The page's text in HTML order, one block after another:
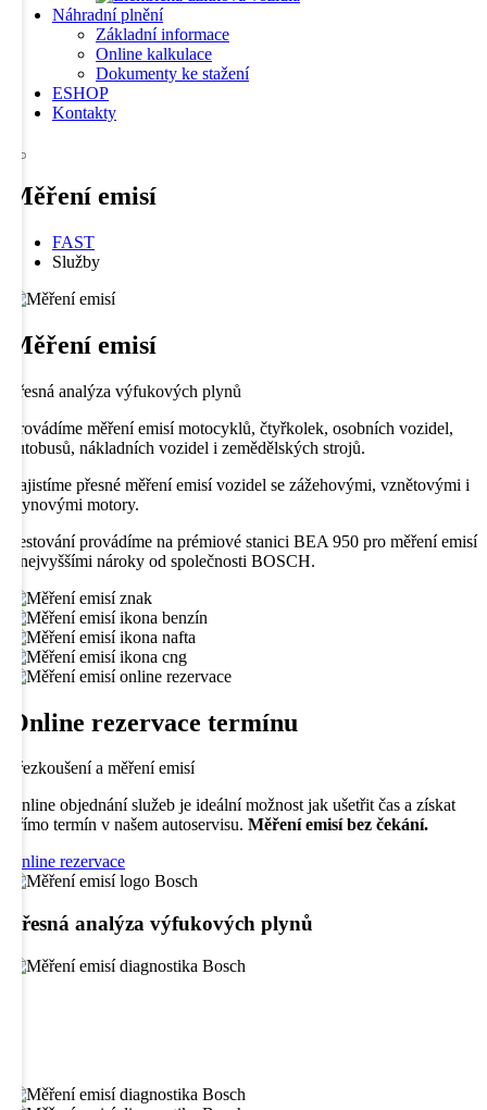
Náhradní plnění
Základní informace
Online kalkulace
Dokumenty ke stažení
ESHOP
Kontakty
Měření emisí
FAST
Služby
Měření emisí
Přesná analýza výfukových plynů
Provádíme měření emisí motocyklů, čtyřkolek, osobních vozidel,
autobusů, nákladních vozidel i zemědělských strojů.
Zajistíme přesné měření emisí vozidel se zážehovými, vznětovými i
plynovými motory.
Testování provádíme na prémiové stanici BEA 950 pro měření emisí
s nejvyššími nároky od společnosti BOSCH.
Online rezervace termínu
přezkoušení a měření emisí
Online objednání služeb je ideální možnost jak ušetřit čas a získat
přímo termín v našem autoservisu. Měření emisí bez čekání.
Online rezervace
Přesná analýza výfukových plynů